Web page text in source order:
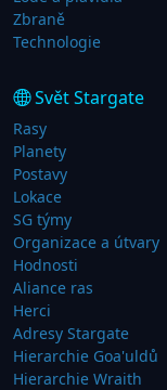
Zbraně
Technologie
Svět Stargate
Rasy
Planety
Postavy
Lokace
SG týmy
Organizace a útvary
Hodnosti
Aliance ras
Herci
Adresy Stargate
Hierarchie Goa'uldů
Hierarchie Wraith